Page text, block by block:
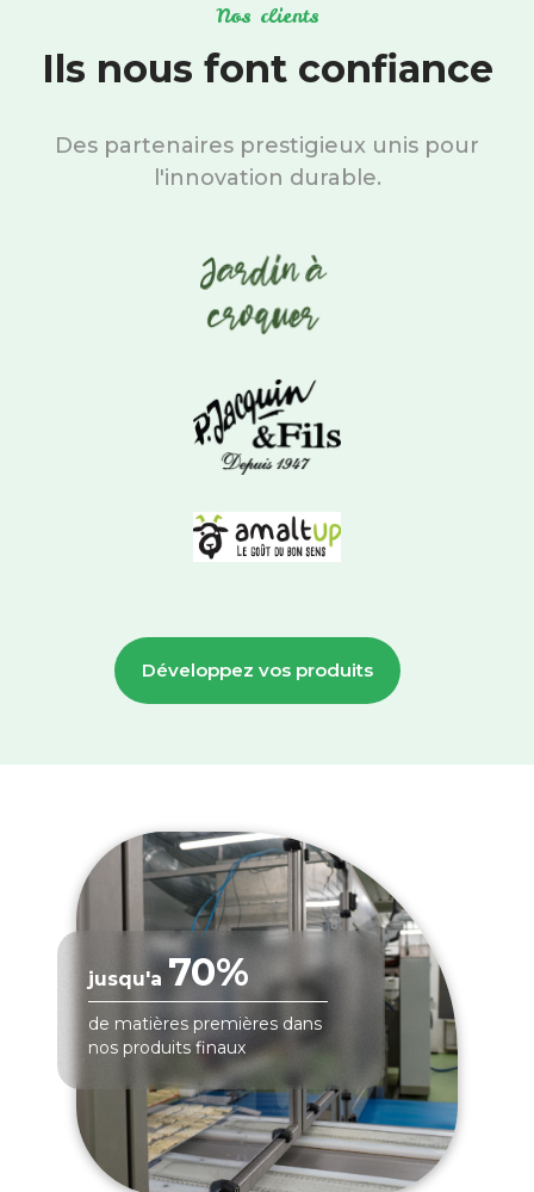
Nos clients
Ils nous font confiance
Des partenaires prestigieux unis pour
l'innovation durable.
Développez vos produits
jusqu'a 70%
de matières premières dans
nos produits finaux